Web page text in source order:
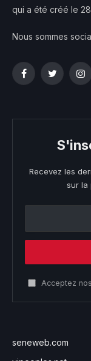
qui a été créé le 28
Nous sommes
FacebookTwitter
Recevez les
sur la
Acceptez
seneweb.com